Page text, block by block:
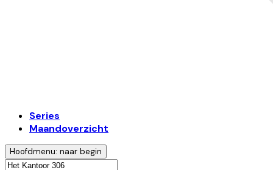
Series
Maandoverzicht
Hoofdmenu: naar begin